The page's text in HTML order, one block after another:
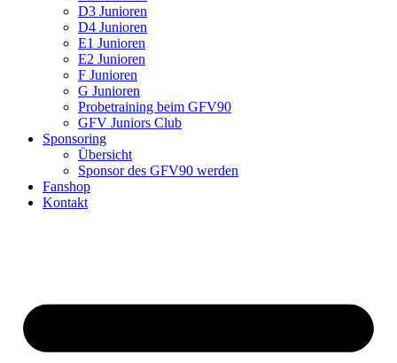
D3 Junioren
D4 Junioren
E1 Junioren
E2 Junioren
F Junioren
G Junioren
Probetraining beim GFV90
GFV Juniors Club
Sponsoring
Übersicht
Sponsor des GFV90 werden
Fanshop
Kontakt